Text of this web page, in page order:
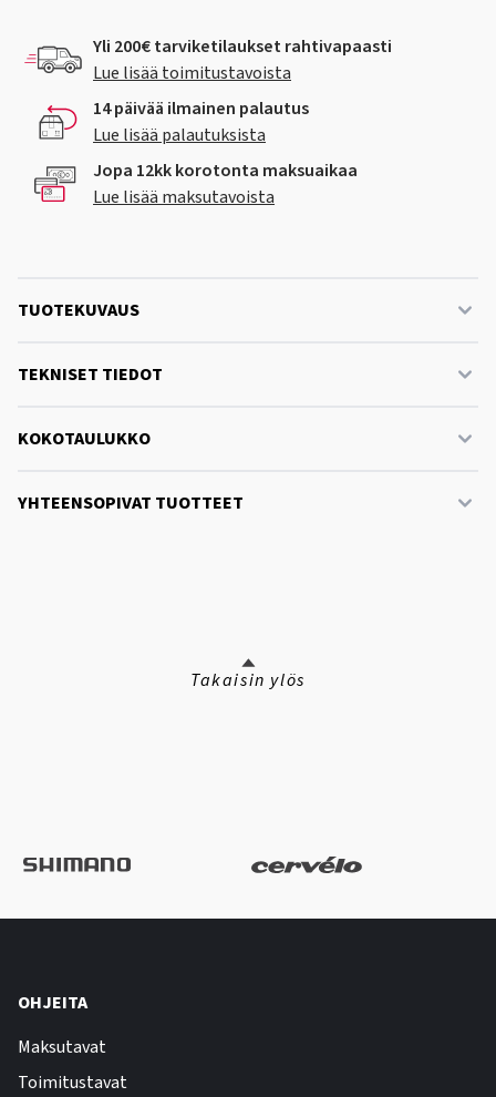
Yli 200€ tarviketilaukset rahtivapaasti
Lue lisää toimitustavoista
14 päivää ilmainen palautus
Lue lisää palautuksista
Jopa 12kk korotonta maksuaikaa
Lue lisää maksutavoista
TUOTEKUVAUS
TEKNISET TIEDOT
KOKOTAULUKKO
YHTEENSOPIVAT TUOTTEET
Takaisin ylös
OHJEITA
Maksutavat
Toimitustavat